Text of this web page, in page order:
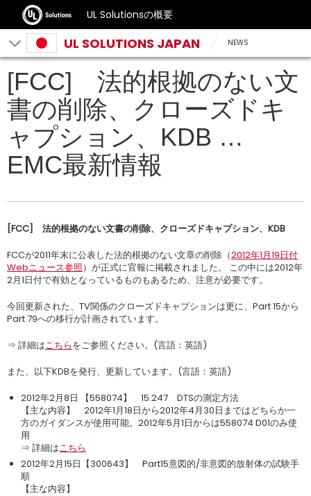
UL Solutionsの概要
UL SOLUTIONS JAPAN NEWS
[FCC] 法的根拠のない文
書の削除、クローズドキ
ャプション、KDB …
EMC最新情報
[FCC]
法的根拠のない文書の削除、クローズドキャプション、KDB
FCCが2011年末に公表した法的根拠のない文章の削除（2012年1月19日付
Webニュース参照）が正式に官報に掲載されました。 この中には2012年
2月1日付で有効となっているものもあるため、注意が必要です。
今回更新された、TV関係のクローズドキャプションは更に、Part 15から
Part 79への移行が計画されています。
⇒ 詳細はこちらをご参照ください。(言語：英語)
また、以下KDBを発行、更新しています。(言語：英語)
2012年2月8日 【558074】 15.247 DTSの測定方法
【主な内容】 2012年1月18日から2012年4月30日まではどちらか一
方のガイダンスが使用可能。2012年5月1日からは558074 D01のみ使
用
⇒ 詳細はこちら
2012年2月15日【300643】 Part15意図的/非意図的放射体の試験手
順
【主な内容】